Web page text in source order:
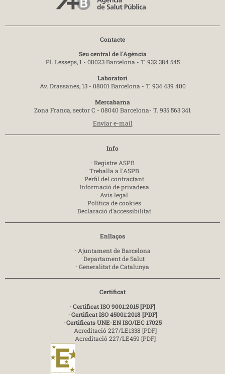
Contacte
Seu central de l'Agència
Pl. Lesseps, 1 - 08023 Barcelona - T. 932 384 545
Laboratori
Av. Drassanes, 13 - 08001 Barcelona - T. 934 439 400
Mercabarna
Zona Franca, sector C - 08040 Barcelona- T. 935 563 341
Enviar e-mail
Info
· Registre ASPB
· Treballa a l'ASPB
· Perfil del contractant
· Informació de privadesa
· Avís legal
· Política de cookies
· Declaració d’accessibilitat
Enllaços
· Ajuntament de Barcelona
· Departament de Salut
· Generalitat de Catalunya
Certificat
· Certificat ISO 9001:2015 [PDF]
· Certificat ISO 45001:2018 [PDF]
· Certificats UNE-EN ISO/IEC 17025
Acreditació 227/LE1338 [PDF]
Acreditació 227/LE459 [PDF]